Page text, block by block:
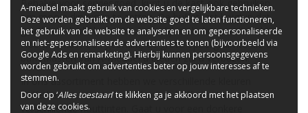
Behalve voor serviesgoed, kunt u de kast ook gebruiken
om mooie dingen in te zetten. De buffetkast krijgt in dat
geval een dubbele functie, namelijk ook die van vitrinekast.
Hoe u de kast ook gebruikt, de grote opbergruimte die de
buffetkasten van A-Meubel u bieden zal u verbazen.
In ons assortiment hebben we verschillende kleuren
buffetkasten: zwarte buffetkasten, buffetkasten wit en
verschillende houttinten. Gaat u voor een donkere
A-meubel maakt gebruik van cookies en vergelijkbare technieken.
Deze worden gebruikt om de website goed te laten functioneren,
het gebruik van de website te analyseren en om gepersonaliseerde
en niet-gepersonaliseerde advertenties te tonen (bijvoorbeeld via
Google Ads en remarketing). Hierbij kunnen persoonsgegevens
worden gebruikt om advertenties beter op jouw interesses af te
stemmen.
Door op ‘Alles toestaan’ te klikken ga je akkoord met het plaatsen
van deze cookies.